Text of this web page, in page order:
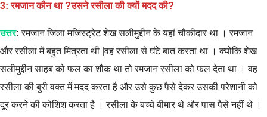
3: रमजान कौन था ?उसने रसीला की क्यों मदद की?
उत्तर: रमजान जिला मजिस्ट्रेट शेख सलीमुद्दीन के यहां चौकीदार था । रमजान
और रसीला में बहुत मित्रता थी |वह रसीला से घंटे बात करता था । क्योंकि शेख
सलीमुद्दीन साहब को फल का शौक था तो रमजान रसीला को फल देता था । वह
रसीला की बुरी वक्त में मदद करता है और उसे कुछ पैसे देकर उसकी परेशानी को
दूर करने की कोशिश करता है । रसीला के बच्चे बीमार थे और पास पैसे नहीं थे ।